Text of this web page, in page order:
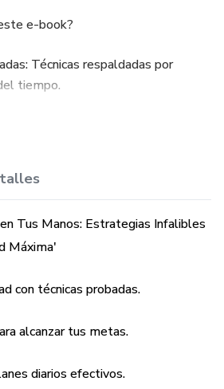
e-book?
Técnicas respaldadas por
tiempo.
Listas de tareas, métodos de
Supera obstáculos y mejora tu
Para freelancers, ejecutivos, y
book?
Tus Manos: Estrategias Infalibles
Máxima'
con técnicas probadas.
alcanzar tus metas.
diarios efectivos.